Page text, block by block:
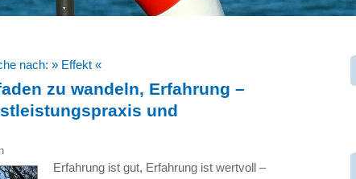
nach: » Effekt «
zu wandeln, Erfahrung –
und
Erfahrung ist gut, Erfahrung ist wertvoll –